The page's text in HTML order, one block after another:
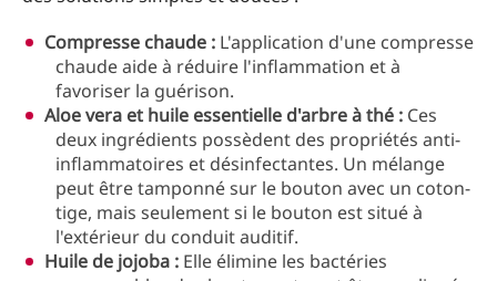
Compresse chaude : L'application d'une compresse
chaude aide à réduire l'inflammation et à
favoriser la guérison.
Aloe vera et huile essentielle d'arbre à thé : Ces
deux ingrédients possèdent des propriétés anti-
inflammatoires et désinfectantes. Un mélange
peut être tamponné sur le bouton avec un coton-
tige, mais seulement si le bouton est situé à
l'extérieur du conduit auditif.
Huile de jojoba : Elle élimine les bactéries